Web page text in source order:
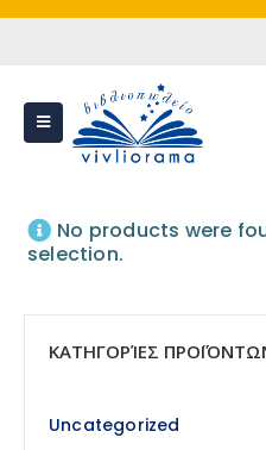
No products were
selection.
ΚΑΤΗΓΟΡΊΕΣ
Uncategorized